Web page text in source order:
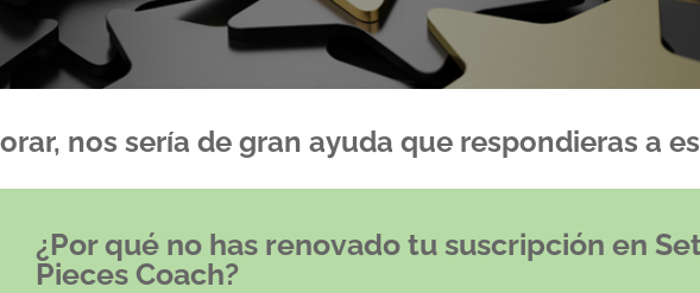
nos sería de gran ayuda que respondieras a
¿Por qué no has renovado tu suscripción en
Pieces Coach?